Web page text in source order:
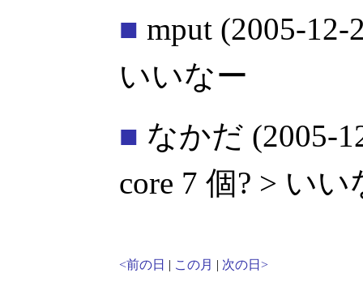
■ mput (2005-12-
いいなー
■ なかだ (2005-
core 7 個? > いい
<前の日 | この月 | 次の日>